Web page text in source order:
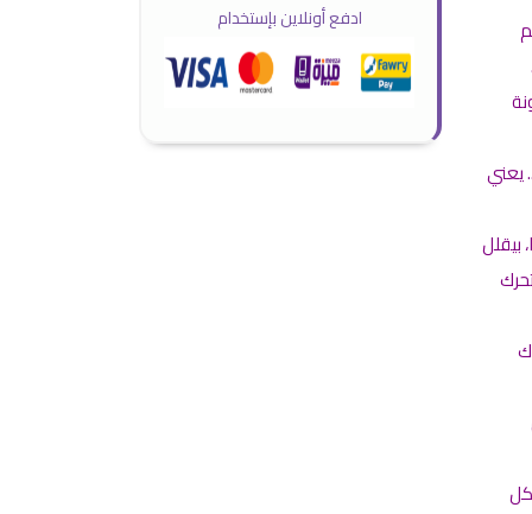
يعني
ادفع أونلاين بإستخدام